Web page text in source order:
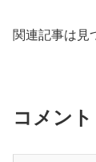
関連記事は見
コメント